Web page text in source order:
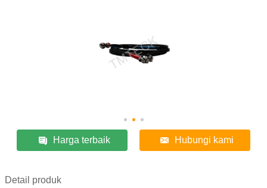
Harga terbaik Hubungi kami
Detail produk